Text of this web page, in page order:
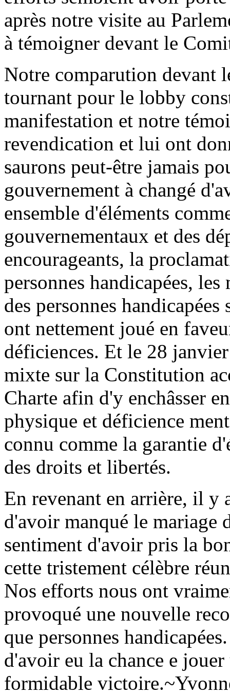
après notre visite au
à témoigner devant le
Notre comparution devant
tournant pour le lobby
manifestation et notre
revendication et lui ont
saurons peut-être jamais
gouvernement à changé
ensemble d'éléments
gouvernementaux et des
encourageants, la
personnes handicapées,
des personnes
ont nettement joué en
déficiences. Et le 28
mixte sur la Constitution
Charte afin d'y enchâsser
physique et déficience
connu comme la garantie
des droits et libertés.
En revenant en arrière, il y
d'avoir manqué le
sentiment d'avoir pris la
cette tristement célèbre
Nos efforts nous ont
provoqué une nouvelle
que personnes
d'avoir eu la chance e
formidable